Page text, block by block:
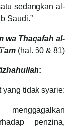
sedangkan al-
Saudi.”
wa Thaqafah al-
(hal. 60 & 81)
:
yang tidak syarie:
penzina,